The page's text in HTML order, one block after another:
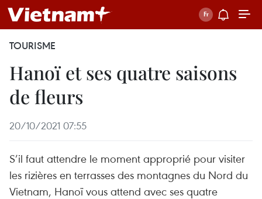
TOURISME
Hanoï et ses quatre saisons
de fleurs
20/10/2021 07:55
S’il faut attendre le moment approprié pour visiter
les rizières en terrasses des montagnes du Nord du
Vietnam, Hanoï vous attend avec ses quatre